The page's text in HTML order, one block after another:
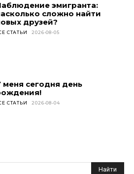
эмигранта:
сложно найти
друзей?
СТАТЬИ 2026-08-05
меня сегодня день
СТАТЬИ 2026-08-04
Найти